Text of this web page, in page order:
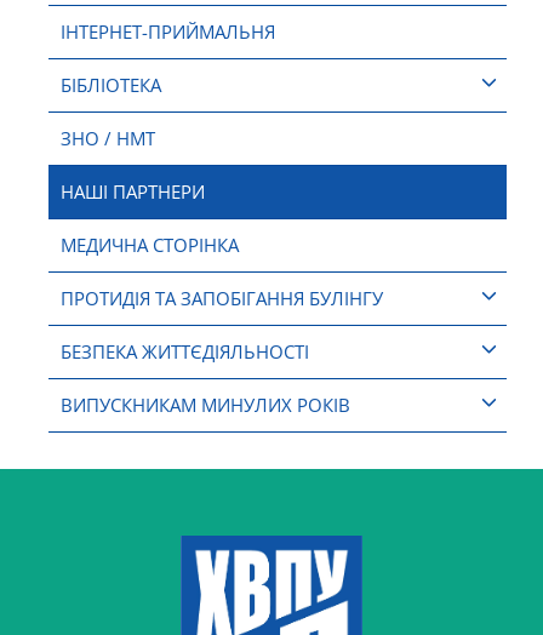
ІНТЕРНЕТ-ПРИЙМАЛЬНЯ
БІБЛІОТЕКА
ЗНО / НМТ
НАШІ ПАРТНЕРИ
МЕДИЧНА СТОРІНКА
ПРОТИДІЯ ТА ЗАПОБІГАННЯ БУЛІНГУ
БЕЗПЕКА ЖИТТЄДІЯЛЬНОСТІ
ВИПУСКНИКАМ МИНУЛИХ РОКІВ